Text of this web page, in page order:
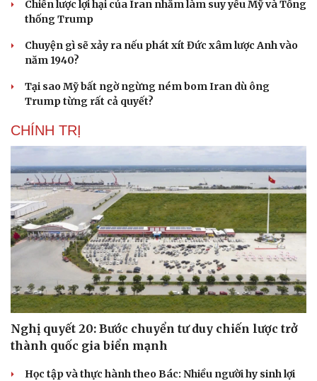
Chiến lược lợi hại của Iran nhằm làm suy yếu Mỹ và Tổng
thống Trump
Chuyện gì sẽ xảy ra nếu phát xít Đức xâm lược Anh vào
năm 1940?
Tại sao Mỹ bất ngờ ngừng ném bom Iran dù ông
Trump từng rất cả quyết?
CHÍNH TRỊ
Nghị quyết 20: Bước chuyển tư duy chiến lược trở
thành quốc gia biển mạnh
Học tập và thực hành theo Bác: Nhiều người hy sinh lợi